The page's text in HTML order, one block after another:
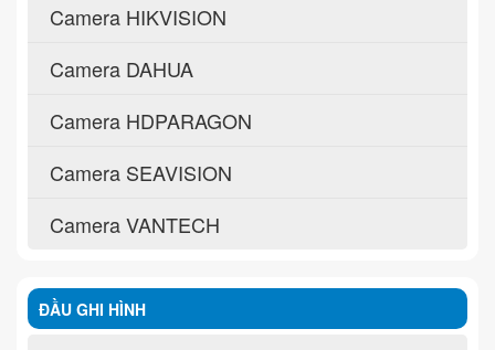
Camera HIKVISION
Camera DAHUA
Camera HDPARAGON
Camera SEAVISION
Camera VANTECH
ĐẦU GHI HÌNH